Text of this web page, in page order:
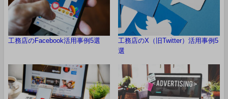
工務店のFacebook活用事例5選
工務店のX（旧Twitter）活用事例5
選